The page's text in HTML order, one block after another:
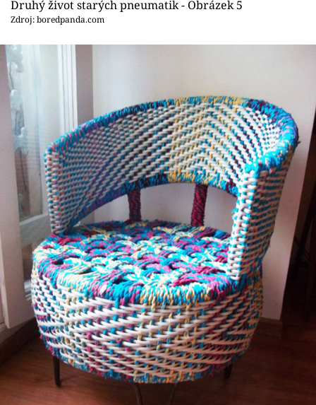
Druhý život starých pneumatik - Obrázek 5
Zdroj: boredpanda.com